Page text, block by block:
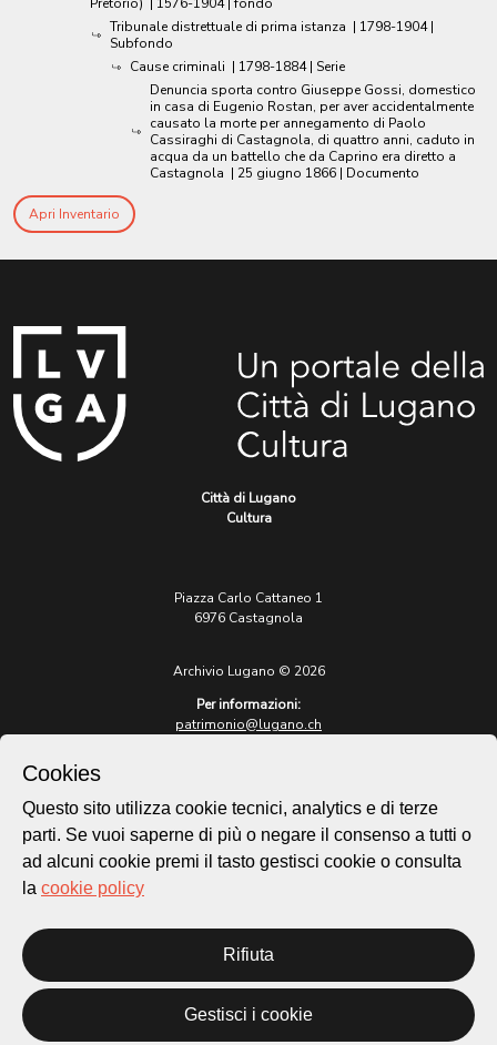
Tribunale distrettuale di prima istanza | 1798-1904 |
Subfondo
Cause criminali | 1798-1884 | Serie
Denuncia sporta contro Giuseppe Gossi, domestico
in casa di Eugenio Rostan, per aver accidentalmente
causato la morte per annegamento di Paolo
Cassiraghi di Castagnola, di quattro anni, caduto in
acqua da un battello che da Caprino era diretto a
Castagnola | 25 giugno 1866 | Documento
Apri Inventario
Città di Lugano
Cultura
Piazza Carlo Cattaneo 1
6976 Castagnola
Archivio Lugano © 2026
Per informazioni:
patrimonio@lugano.ch
lugano.ch
Cookie policy
Homepage
Temi
Mappa
Novità
Cookies
Questo sito utilizza cookie tecnici, analytics e di terze
parti. Se vuoi saperne di più o negare il consenso a tutti o
ad alcuni cookie premi il tasto gestisci cookie o consulta
la cookie policy
Rifiuta
Gestisci i cookie